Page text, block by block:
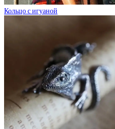
Кольцо с игуаной